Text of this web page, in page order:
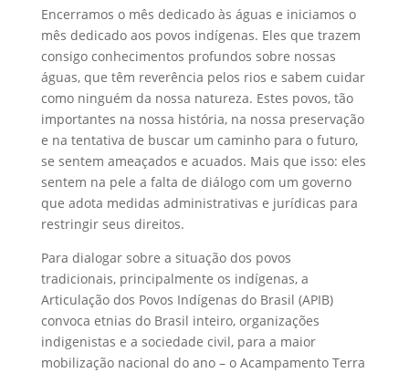
Encerramos o mês dedicado às águas e iniciamos o
mês dedicado aos povos indígenas. Eles que trazem
consigo conhecimentos profundos sobre nossas
águas, que têm reverência pelos rios e sabem cuidar
como ninguém da nossa natureza. Estes povos, tão
importantes na nossa história, na nossa preservação
e na tentativa de buscar um caminho para o futuro,
se sentem ameaçados e acuados. Mais que isso: eles
sentem na pele a falta de diálogo com um governo
que adota medidas administrativas e jurídicas para
restringir seus direitos.
Para dialogar sobre a situação dos povos
tradicionais, principalmente os indígenas, a
Articulação dos Povos Indígenas do Brasil (APIB)
convoca etnias do Brasil inteiro, organizações
indigenistas e a sociedade civil, para a maior
mobilização nacional do ano – o Acampamento Terra